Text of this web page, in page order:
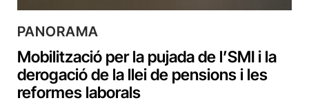
PANORAMA
Mobilització per la pujada de l’SMI i la
derogació de la llei de pensions i les
reformes laborals